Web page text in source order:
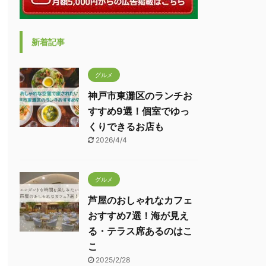
新着記事
グルメ
神戸市東灘区のランチお
すすめ9選！個室でゆっ
くりできるお店も
2026/4/4
グルメ
芦屋のおしゃれなカフェ
おすすめ7選！海が見え
る・テラス席あるのはこ
こ
2025/2/28